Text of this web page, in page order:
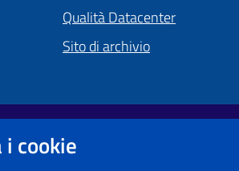
Qualità Datacenter
Sito di archivio
Obiettivi di accessibilità
cookie